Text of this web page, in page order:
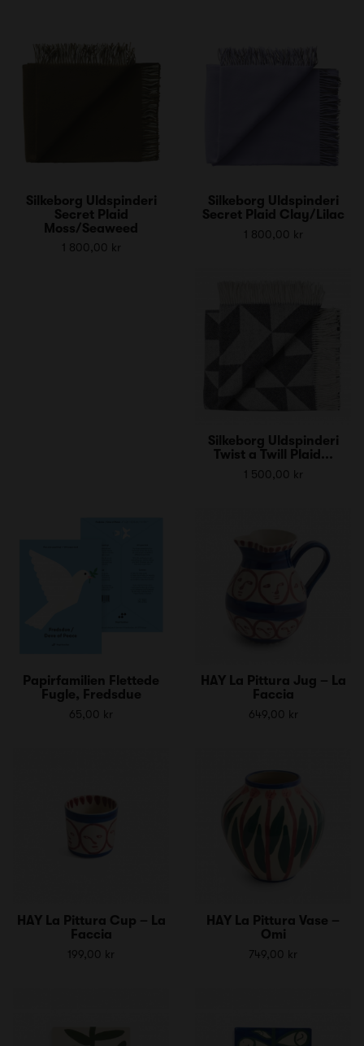
Silkeborg Uldspinderi
Secret Plaid
Moss/Seaweed
1 800,00 kr
Silkeborg Uldspinderi
Secret Plaid Clay/Lilac
1 800,00 kr
Silkeborg Uldspinderi
Twist a Twill Plaid...
1 500,00 kr
Papirfamilien Flettede
Fugle, Fredsdue
65,00 kr
HAY La Pittura Jug – La
Faccia
649,00 kr
HAY La Pittura Cup – La
Faccia
199,00 kr
HAY La Pittura Vase –
Omi
749,00 kr